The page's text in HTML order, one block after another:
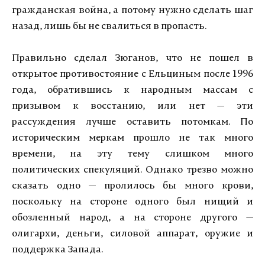
гражданская война, а потому нужно сделать шаг
назад, лишь бы не свалиться в пропасть.
Правильно сделал Зюганов, что не пошел в
открытое противостояние с Ельциным после 1996
года, обратившись к народным массам с
призывом к восстанию, или нет — эти
рассуждения лучше оставить потомкам. По
историческим меркам прошло не так много
времени, на эту тему слишком много
политических спекуляций. Однако трезво можно
сказать одно — пролилось бы много крови,
поскольку на стороне одного был нищий и
обозленный народ, а на стороне другого —
олигархи, деньги, силовой аппарат, оружие и
поддержка Запада.